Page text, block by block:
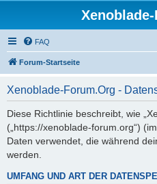
FAQ
Forum-Startseite
Xenoblade-Forum.Org -
Diese Richtlinie beschreibt, wie
(„https://xenoblade-forum.org“)
Daten verwendet, die während
werden.
UMFANG UND ART DER